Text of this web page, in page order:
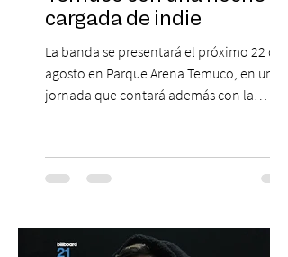
cargada de indie
La banda se presentará el próximo 22 de
agosto en Parque Arena Temuco, en una
jornada que contará además con la
agosto, el Parque Arena Temuco será
escenario de una noche dedicada al indie
banda que llegará a la capital de La
Araucanía para ofrecer un show cargado